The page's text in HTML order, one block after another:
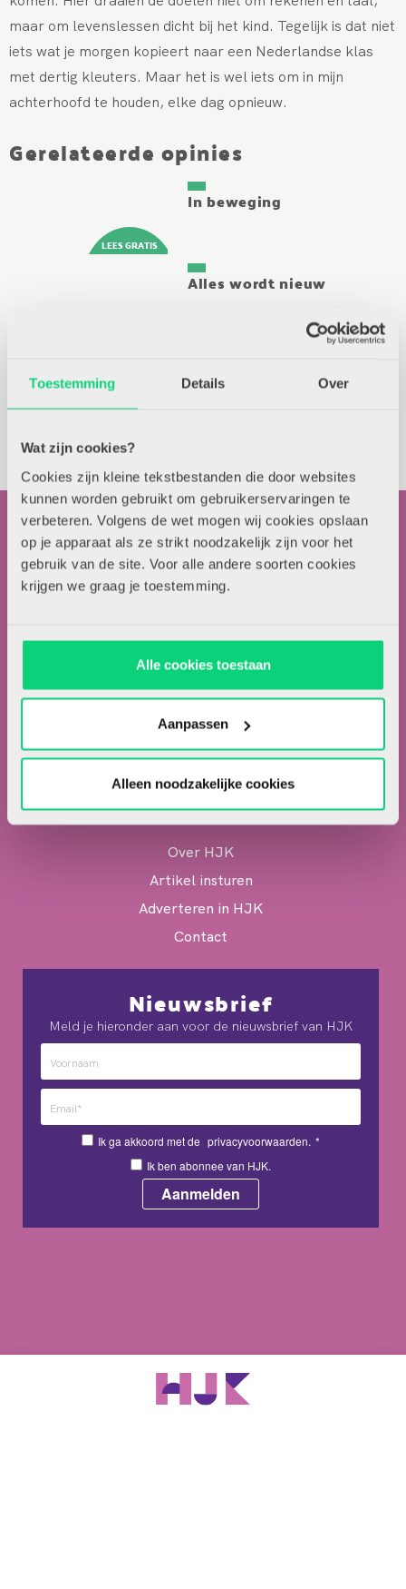
Toestemming Details Over
Wat zijn cookies?
Cookies zijn kleine tekstbestanden die door websites
kunnen worden gebruikt om gebruikerservaringen te
verbeteren. Volgens de wet mogen wij cookies opslaan
op je apparaat als ze strikt noodzakelijk zijn voor het
gebruik van de site. Voor alle andere soorten cookies
krijgen we graag je toestemming.
Alle cookies toestaan
Aanpassen
Alleen noodzakelijke cookies
maar om levenslessen dicht bij het kind. Tegelijk is dat niet
iets wat je morgen kopieert naar een Nederlandse klas
met dertig kleuters. Maar het is wel iets om in mijn
achterhoofd te houden, elke dag opnieuw.
Gerelateerde opinies
In beweging
Alles wordt nieuw
Nieuwsbrief
Meld je hieronder aan voor de nieuwsbrief van HJK
Ik ga akkoord met de privacyvoorwaarden. *
Ik ben abonnee van HJK.
Over HJK
Artikel insturen
Adverteren in HJK
Contact
Uitgeverij Zwijsen
T.a.v. redactie HJK
Locomotiefboulevard 101
contact@hjk-online.nl